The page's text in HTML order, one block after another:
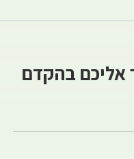
אליכם בהקדם